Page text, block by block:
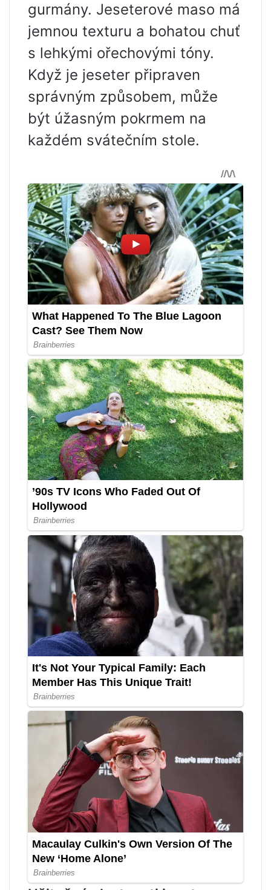
gurmány. Jeseterové maso má
jemnou texturu a bohatou chuť
s lehkými ořechovými tóny.
Když je jeseter připraven
správným způsobem, může
být úžasným pokrmem na
každém svátečním stole.